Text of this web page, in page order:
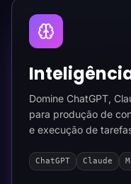
Domine ChatGPT,
para produção de
e execução de
ChatGPT Claude